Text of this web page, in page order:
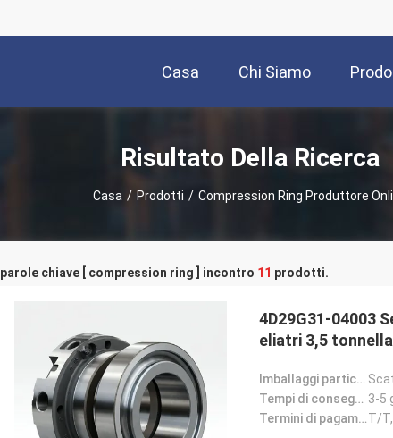
Casa Chi Siamo
Risultato Della Ricerca
Casa / Prodotti / Compression Ring Produttore
parole chiave [ compression ring ] incontro 11 prodotti.
4D29G31-04003
eliatri 3,5
Imballaggi particolari:
Tempi di consegna: 3-5
Termini di pagamento:T/